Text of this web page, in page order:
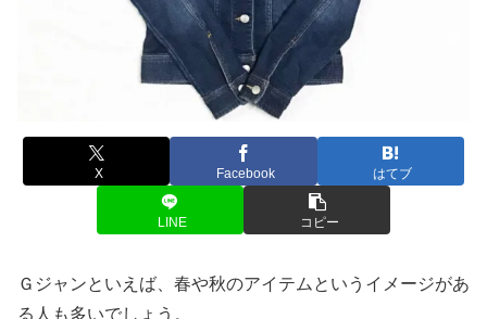
X Facebook はてブ
LINE コピー
Ｇジャンといえば、春や秋のアイテムというイメージがあ
る人も多いでしょう。